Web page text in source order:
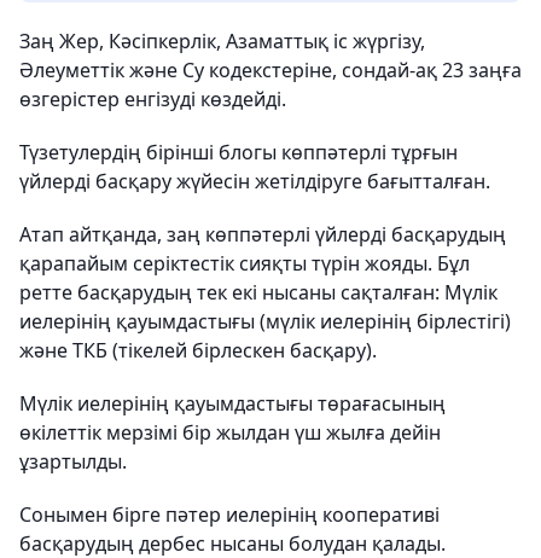
Заң Жер, Кәсіпкерлік, Азаматтық іс жүргізу,
Әлеуметтік және Су кодекстеріне, сондай-ақ 23 заңға
өзгерістер енгізуді көздейді.
Түзетулердің бірінші блогы көппәтерлі тұрғын
үйлерді басқару жүйесін жетілдіруге бағытталған.
Атап айтқанда, заң көппәтерлі үйлерді басқарудың
қарапайым серіктестік сияқты түрін жояды. Бұл
ретте басқарудың тек екі нысаны сақталған: Мүлік
иелерінің қауымдастығы (мүлік иелерінің бірлестігі)
және ТКБ (тікелей бірлескен басқару).
Мүлік иелерінің қауымдастығы төрағасының
өкілеттік мерзімі бір жылдан үш жылға дейін
ұзартылды.
Сонымен бірге пәтер иелерінің кооперативі
басқарудың дербес нысаны болудан қалады.